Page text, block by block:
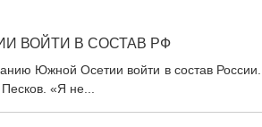
ВОЙТИ В СОСТАВ РФ
Южной Осетии войти в состав России.
«Я не...